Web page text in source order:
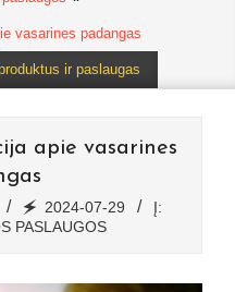
vasarines padangas
ir paslaugas
apie vasarines
🗲 2024-07-29
Į:
PASLAUGOS